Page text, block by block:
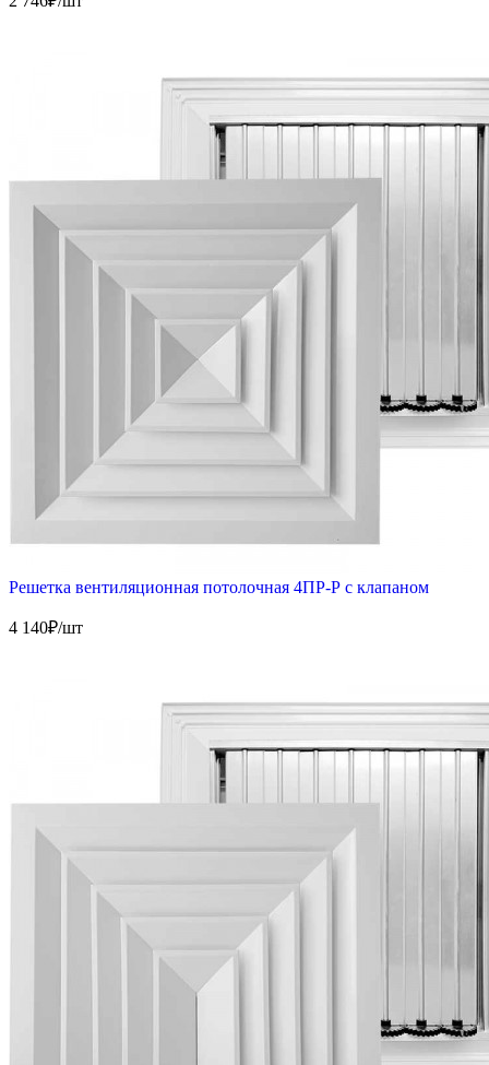
Решетка вентиляционная потолочная 4ПР-Р с клапаном
4 140₽/шт